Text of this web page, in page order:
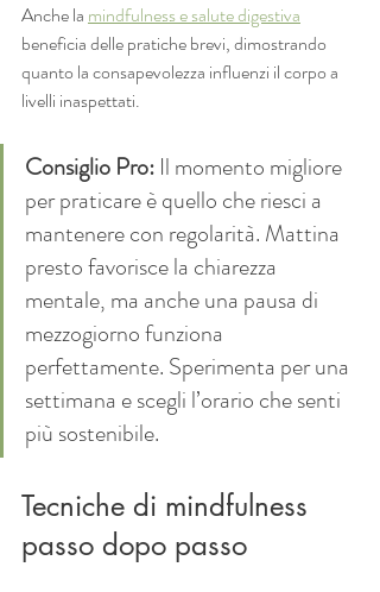
Anche la mindfulness e salute digestiva
beneficia delle pratiche brevi, dimostrando
quanto la consapevolezza influenzi il corpo a
livelli inaspettati.
Consiglio Pro: Il momento migliore
per praticare è quello che riesci a
mantenere con regolarità. Mattina
presto favorisce la chiarezza
mentale, ma anche una pausa di
mezzogiorno funziona
perfettamente. Sperimenta per una
settimana e scegli l’orario che senti
più sostenibile.
Tecniche di mindfulness
passo dopo passo